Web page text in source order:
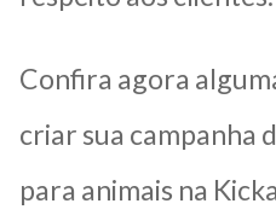
Confira agora
criar sua campanha
para animais na